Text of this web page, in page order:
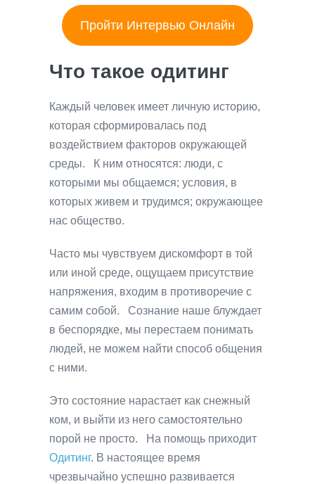
Пройти Интервью Онлайн
Что такое одитинг
Каждый человек имеет личную историю,
которая сформировалась под
воздействием факторов окружающей
среды. К ним относятся: люди, с
которыми мы общаемся; условия, в
которых живем и трудимся; окружающее
нас общество.
Часто мы чувствуем дискомфорт в той
или иной среде, ощущаем присутствие
напряжения, входим в противоречие с
самим собой. Сознание наше блуждает
в беспорядке, мы перестаем понимать
людей, не можем найти способ общения
с ними.
Это состояние нарастает как снежный
ком, и выйти из него самостоятельно
порой не просто. На помощь приходит
Одитинг. В настоящее время
чрезвычайно успешно развивается